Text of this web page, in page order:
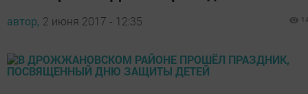
автор, 2 июня 2017 - 12:35